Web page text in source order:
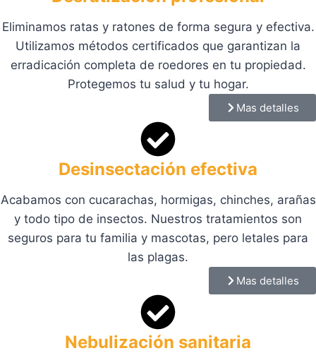
Eliminamos ratas y ratones de forma segura y efectiva.
Utilizamos métodos certificados que garantizan la
erradicación completa de roedores en tu propiedad.
Protegemos tu salud y tu hogar.
Mas detalles
Desinsectación efectiva
Acabamos con cucarachas, hormigas, chinches, arañas
y todo tipo de insectos. Nuestros tratamientos son
seguros para tu familia y mascotas, pero letales para
las plagas.
Mas detalles
Nebulización sanitaria